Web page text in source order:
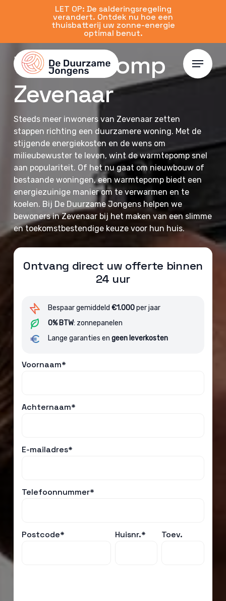
content
LET OP: De salderingsregeling
verandert. Ontdek nu hoe een
thuisbatterij uw zonne-energie
optimal benut.
Menu
Warmtepomp
Zevenaar
Steeds meer inwoners van Zevenaar zetten
stappen richting een duurzamere woning. Met de
stijgende energiekosten en de wens om
milieubewuster te leven, wint de warmtepomp snel
aan populariteit. Of het nu gaat om nieuwbouw of
bestaande woningen, een warmtepomp biedt een
energiezuinige manier om te verwarmen en te
koelen. Bij De Duurzame Jongens helpen we
bewoners in Zevenaar bij het maken van een slimme
en toekomstbestendige keuze voor hun huis.
Ontvang direct uw offerte binnen
24 uur
Bespaar gemiddeld€1.000per jaar
0% BTW: zonnepanelen
Lange garanties engeen leverkosten
Voornaam*
Achternaam*
E-mailadres*
Telefoonnummer*
Postcode* Huisnr.* Toev.